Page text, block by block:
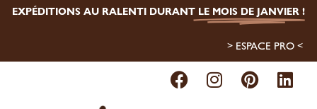
EXPÉDITIONS AU RALENTI DURANT LE MOIS DE JANVIER !
> ESPACE PRO <